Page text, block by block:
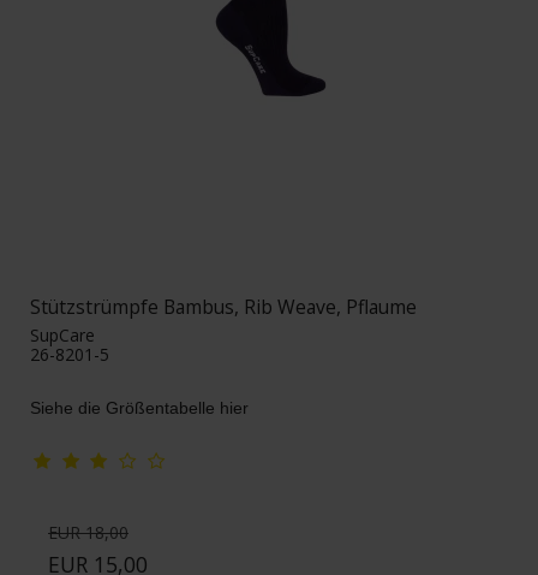
Stützstrümpfe Bambus, Rib Weave, Pflaume
SupCare
26-8201-5
Siehe die Größentabelle hier
EUR 18,00
EUR 15,00